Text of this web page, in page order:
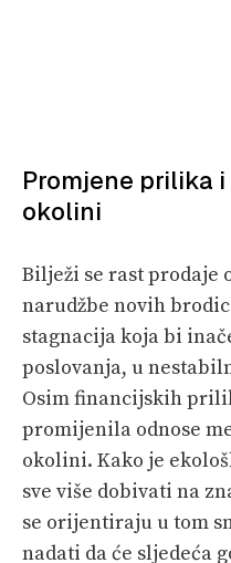
Promjene prilika
okolini
Bilježi se rast prodaje
narudžbe novih
stagnacija koja bi
poslovanja, u
Osim financijskih
promijenila odnose
okolini. Kako je
sve više dobivati na
se orijentiraju u tom
nadati da će sljedeća